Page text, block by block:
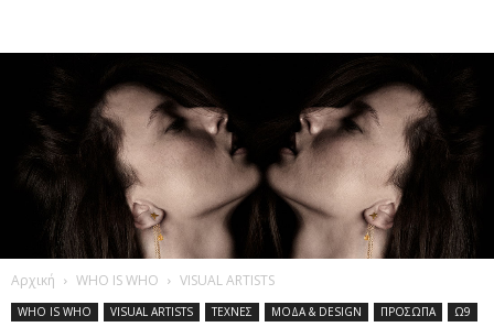
Αρχική WHO IS WHO VISUAL ARTISTS
WHO IS WHO VISUAL ARTISTS ΤΕΧΝΕΣ ΜΟΔΑ & DESIGN ΠΡΟΣΩΠΑ Ω9